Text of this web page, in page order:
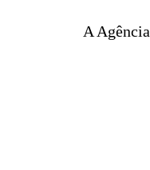
A Agência